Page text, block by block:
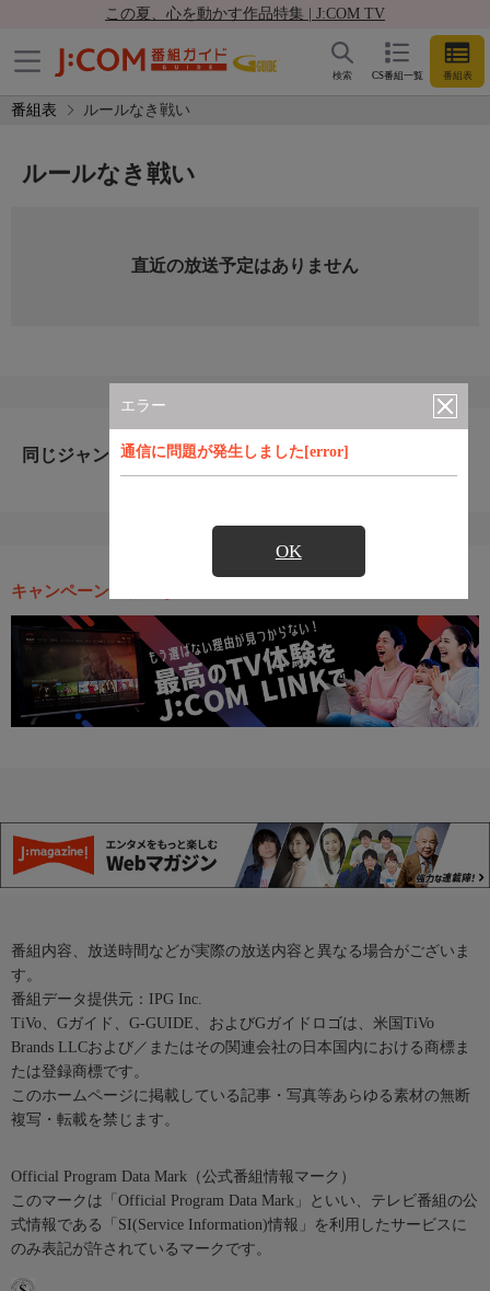
この夏、心を動かす作品特集 | J:COM TV
CS番組一覧 番組表
検索
番組表 ルールなき戦い
エラー
通信に問題が発生しました[error]
OK
ルールなき戦い
直近の放送予定はありません
同じジャンルのおすすめ番組
キャンペーン・お得な情報
番組内容、放送時間などが実際の放送内容と異なる場合がございま
す。
番組データ提供元：IPG Inc.
TiVo、Gガイド、G-GUIDE、およびGガイドロゴは、米国TiVo
Brands LLCおよび／またはその関連会社の日本国内における商標ま
たは登録商標です。
このホームページに掲載している記事・写真等あらゆる素材の無断
複写・転載を禁じます。
Official Program Data Mark（公式番組情報マーク）
このマークは「Official Program Data Mark」といい、テレビ番組の公
式情報である「SI(Service Information)情報」を利用したサービスに
のみ表記が許されているマークです。